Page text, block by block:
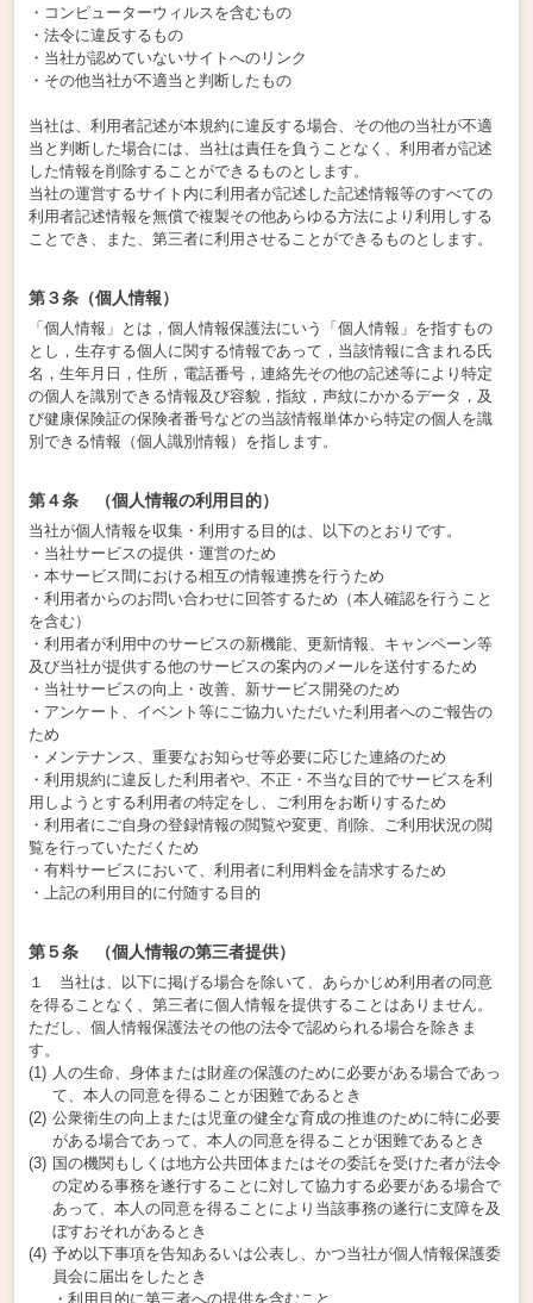
・コンピューターウィルスを含むもの
・法令に違反するもの
・当社が認めていないサイトへのリンク
・その他当社が不適当と判断したもの
当社は、利用者記述が本規約に違反する場合、その他の当社が不適
当と判断した場合には、当社は責任を負うことなく、利用者が記述
した情報を削除することができるものとします。
当社の運営するサイト内に利用者が記述した記述情報等のすべての
利用者記述情報を無償で複製その他あらゆる方法により利用しする
ことでき、また、第三者に利用させることができるものとします。
第３条（個人情報）
「個人情報」とは，個人情報保護法にいう「個人情報」を指すもの
とし，生存する個人に関する情報であって，当該情報に含まれる氏
名，生年月日，住所，電話番号，連絡先その他の記述等により特定
の個人を識別できる情報及び容貌，指紋，声紋にかかるデータ，及
び健康保険証の保険者番号などの当該情報単体から特定の個人を識
別できる情報（個人識別情報）を指します。
第４条 （個人情報の利用目的）
当社が個人情報を収集・利用する目的は、以下のとおりです。
・当社サービスの提供・運営のため
・本サービス間における相互の情報連携を行うため
・利用者からのお問い合わせに回答するため（本人確認を行うこと
を含む）
・利用者が利用中のサービスの新機能、更新情報、キャンペーン等
及び当社が提供する他のサービスの案内のメールを送付するため
・当社サービスの向上・改善、新サービス開発のため
・アンケート、イベント等にご協力いただいた利用者へのご報告の
ため
・メンテナンス、重要なお知らせ等必要に応じた連絡のため
・利用規約に違反した利用者や、不正・不当な目的でサービスを利
用しようとする利用者の特定をし、ご利用をお断りするため
・利用者にご自身の登録情報の閲覧や変更、削除、ご利用状況の閲
覧を行っていただくため
・有料サービスにおいて、利用者に利用料金を請求するため
・上記の利用目的に付随する目的
第５条 （個人情報の第三者提供）
１ 当社は、以下に掲げる場合を除いて、あらかじめ利用者の同意
を得ることなく、第三者に個人情報を提供することはありません。
ただし、個人情報保護法その他の法令で認められる場合を除きま
す。
人の生命、身体または財産の保護のために必要がある場合であっ
て、本人の同意を得ることが困難であるとき
公衆衛生の向上または児童の健全な育成の推進のために特に必要
がある場合であって、本人の同意を得ることが困難であるとき
国の機関もしくは地方公共団体またはその委託を受けた者が法令
の定める事務を遂行することに対して協力する必要がある場合で
あって、本人の同意を得ることにより当該事務の遂行に支障を及
ぼすおそれがあるとき
予め以下事項を告知あるいは公表し、かつ当社が個人情報保護委
員会に届出をしたとき
・利用目的に第三者への提供を含むこと